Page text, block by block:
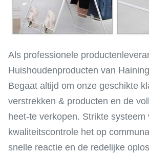
Als professionele
Huishoudenproducten van
Begaat altijd om onze geschikte
verstrekken & producten en de
heet-te verkopen. Strikte systeem
kwaliteitscontrole het op
snelle reactie en de redelijke